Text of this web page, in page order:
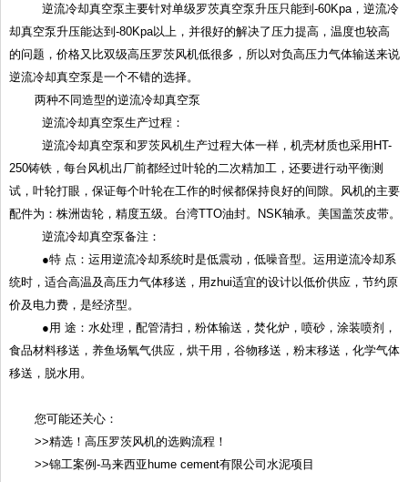
逆流冷却真空泵主要针对单级罗茨真空泵升压只能到-60Kpa，逆流冷
却真空泵升压能达到-80Kpa以上，并很好的解决了压力提高，温度也较高
的问题，价格又比双级高压罗茨风机低很多，所以对负高压力气体输送来说
逆流冷却真空泵是一个不错的选择。
两种不同造型的逆流冷却真空泵
逆流冷却真空泵生产过程：
逆流冷却真空泵和罗茨风机生产过程大体一样，机壳材质也采用HT-
250铸铁，每台风机出厂前都经过叶轮的二次精加工，还要进行动平衡测
试，叶轮打眼，保证每个叶轮在工作的时候都保持良好的间隙。风机的主要
配件为：株洲齿轮，精度五级。台湾TTO油封。NSK轴承。美国盖茨皮带。
逆流冷却真空泵备注：
●特 点：运用逆流冷却系统时是低震动，低噪音型。运用逆流冷却系
统时，适合高温及高压力气体移送，用zhui适宜的设计以低价供应，节约原
价及电力费，是经济型。
●用 途：水处理，配管清扫，粉体输送，焚化炉，喷砂，涂装喷剂，
食品材料移送，养鱼场氧气供应，烘干用，谷物移送，粉末移送，化学气体
移送，脱水用。
您可能还关心：
>>精选！高压罗茨风机的选购流程！
>>锦工案例-马来西亚hume cement有限公司水泥项目